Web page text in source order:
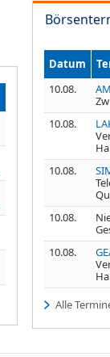
Datum
10.08.
10.08.
10.08.
10.08.
10.08.
Alle